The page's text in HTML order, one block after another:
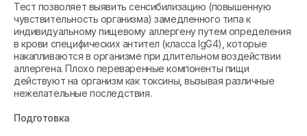
Тест позволяет выявить сенсибилизацию (повышенную
чувствительность организма) замедленного типа к
индивидуальному пищевому аллергену путем определения
в крови специфических антител (класса IgG4), которые
накапливаются в организме при длительном воздействии
аллергена. Плохо переваренные компоненты пищи
действуют на организм как токсины, вызывая различные
нежелательные последствия.
Подготовка